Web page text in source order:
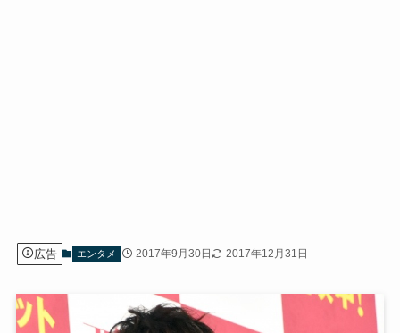
広告 エンタメ 2017年9月30日 2017年12月31日